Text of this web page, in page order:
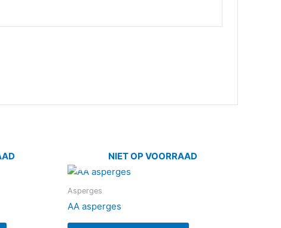
NIET OP VOORRAAD
Asperges
AA asperges